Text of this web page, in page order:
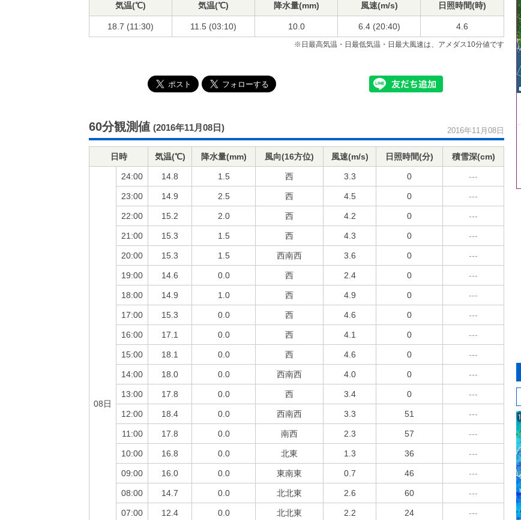
気温(℃)
気温(℃)
降水量(mm)
風速(m/s)
日照時間(時)
18.7 (11:30) 11.5 (03:10) 10.0 6.4 (20:40) 4.6
※日最高気温・日最低気温・日最大風速は、アメダス10分値です
60分観測値 (2016年11月08日) 2016年11月08日
日時 気温(℃) 降水量(mm) 風向(16方位) 風速(m/s) 日照時間(分) 積雪深(cm)
08日
24:00 14.8 1.5 西 3.3 0 ---
23:00 14.9 2.5 西 4.5 0 ---
22:00 15.2 2.0 西 4.2 0 ---
21:00 15.3 1.5 西 4.3 0 ---
20:00 15.3 1.5 西南西 3.6 0 ---
19:00 14.6 0.0 西 2.4 0 ---
18:00 14.9 1.0 西 4.9 0 ---
17:00 15.3 0.0 西 4.6 0 ---
16:00 17.1 0.0 西 4.1 0 ---
15:00 18.1 0.0 西 4.6 0 ---
14:00 18.0 0.0 西南西 4.0 0 ---
13:00 17.8 0.0 西 3.4 0 ---
12:00 18.4 0.0 西南西 3.3 51 ---
11:00 17.8 0.0 南西 2.3 57 ---
10:00 16.8 0.0 北東 1.3 36 ---
09:00 16.0 0.0 東南東 0.7 46 ---
08:00 14.7 0.0 北北東 2.6 60 ---
07:00 12.4 0.0 北北東 2.2 24 ---